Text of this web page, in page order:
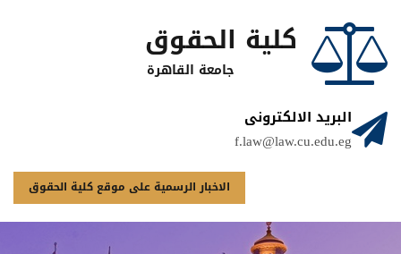
كلية الحقوق
جامعة القاهرة
البريد الالكترونى
f.law@law.cu.edu.eg
الاخبار الرسمية على موقع كلية الحقوق